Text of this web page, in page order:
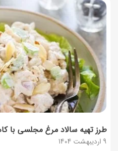
9 اردیبهشت 1404
طرز تهیه سالاد مرغ مجلسی با